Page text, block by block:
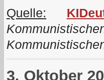
Quelle:
3. Oktober